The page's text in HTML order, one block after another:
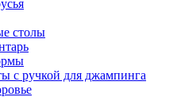
столы
с ручкой для джампинга